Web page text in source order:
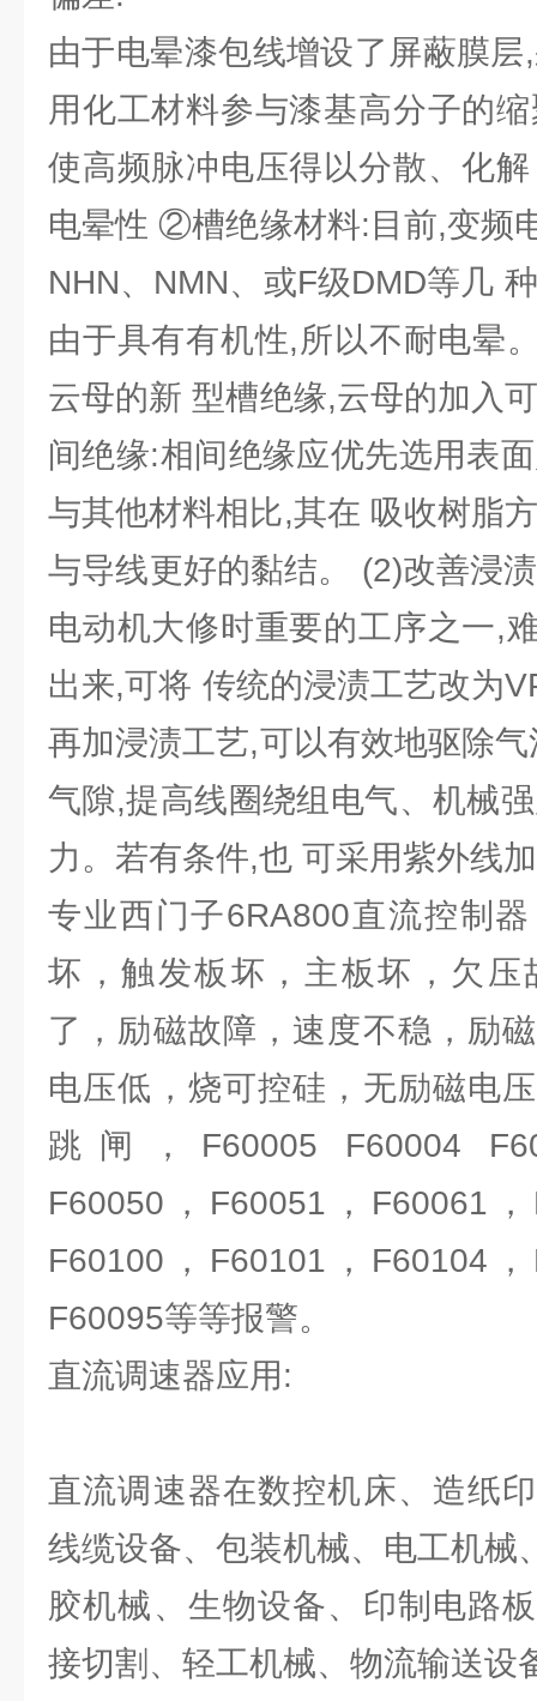
由于电晕漆包线增设了屏蔽膜
用化工材料参与漆基高分子的
使高频脉冲电压得以分散、化
电晕性 ②槽绝缘材料:目前,变频
NHN、NMN、或F级DMD等几
由于具有有机性,所以不耐电晕
云母的新 型槽绝缘,云母的加入
间绝缘:相间绝缘应优先选用表
与其他材料相比,其在 吸收树脂
与导线更好的黏结。 (2)改善浸
电动机大修时重要的工序之一,
出来,可将 传统的浸渍工艺改为
再加浸渍工艺,可以有效地驱除
气隙,提高线圈绕组电气、机械
力。若有条件,也 可采用紫外线
专业西门子6RA800直流控制
坏，触发板坏，主板坏，欠压
了，励磁故障，速度不稳，励
电压低，烧可控硅，无励磁电
跳闸，F60005 F60004
F60050，F60051，F60061
F60100，F60101，F60104
F60095等等报警。
直流调速器应用:
直流调速器在数控机床、造纸
线缆设备、包装机械、电工机械
胶机械、生物设备、印制电路
接切割、轻工机械、物流输送